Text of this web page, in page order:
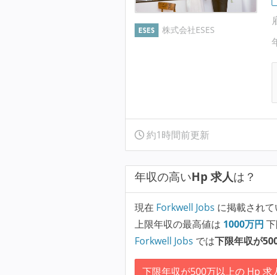
株式会社ESES
約1時間前更新
年収の高いHp 求人は？
現在 Forkwell Jobs に掲載されて
上限年収の最高値は 1000万円
Forkwell Jobs では下限年収が
下限年収が500万以上の Hp 求